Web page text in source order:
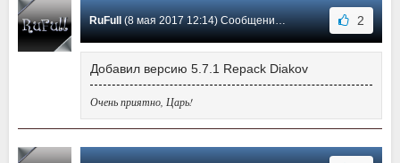
RuFull(8 мая 2017 12:14) Сообщение #58 2
Добавил версию 5.7.1 Repack Diakov
Очень приятно, Царь!